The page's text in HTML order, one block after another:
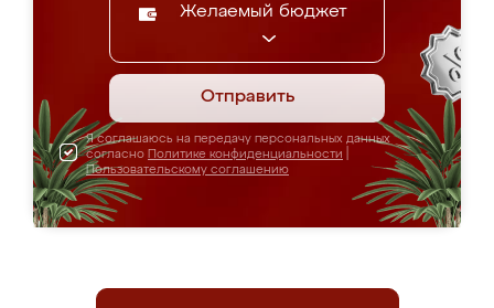
Желаемый бюджет
Отправить
Я соглашаюсь на передачу персональных данных
согласно Политике конфиденциальности
Пользовательскому соглашению